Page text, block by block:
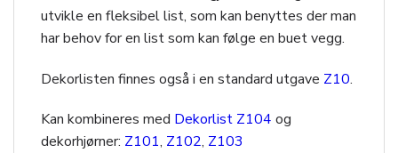
utvikle en fleksibel list, som kan benyttes der man
har behov for en list som kan følge en buet vegg.
Dekorlisten finnes også i en standard utgave Z10.
Kan kombineres med Dekorlist Z104 og
dekorhjørner: Z101, Z102, Z103